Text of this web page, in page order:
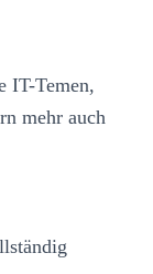
IT-Temen,
mehr auch